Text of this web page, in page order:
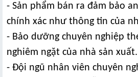
- Sản phẩm bán ra đảm bảo
chính xác như thông tin của
- Bảo dưỡng chuyên nghiệp
nghiêm ngặt của nhà sản xuất.
- Đội ngũ nhân viên chuyên